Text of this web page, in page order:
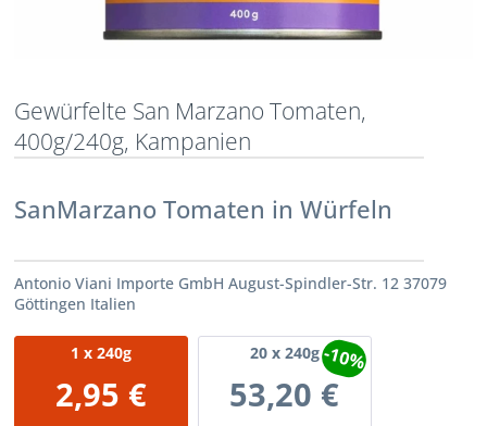
Gewürfelte San Marzano Tomaten,
400g/240g, Kampanien
SanMarzano Tomaten in Würfeln
Antonio Viani Importe GmbH August-Spindler-Str. 12 37079
Göttingen Italien
1 x 240g
2,95 €
20x 240g
53,20 €
-10%